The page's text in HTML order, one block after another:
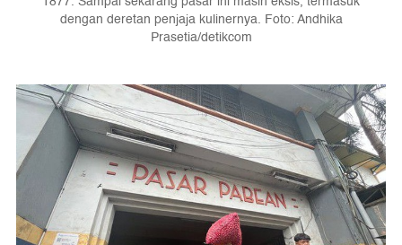
dengan deretan penjaja kulinernya. Foto: Andhika
Prasetia/detikcom